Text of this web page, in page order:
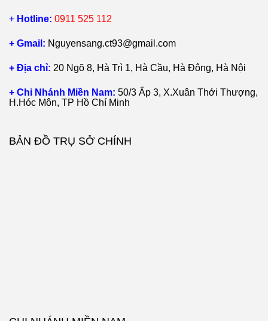
+ Hotline: 0911 525 112
+ Gmail: Nguyensang.ct93@gmail.com
+ Địa chỉ: 20 Ngõ 8, Hà Trì 1, Hà Cầu, Hà Đông, Hà Nội
+ Chi Nhánh Miền Nam: 50/3 Ấp 3, X.Xuân Thới Thượng,
H.Hóc Môn, TP Hồ Chí Minh
BẢN ĐỒ TRỤ SỞ CHÍNH